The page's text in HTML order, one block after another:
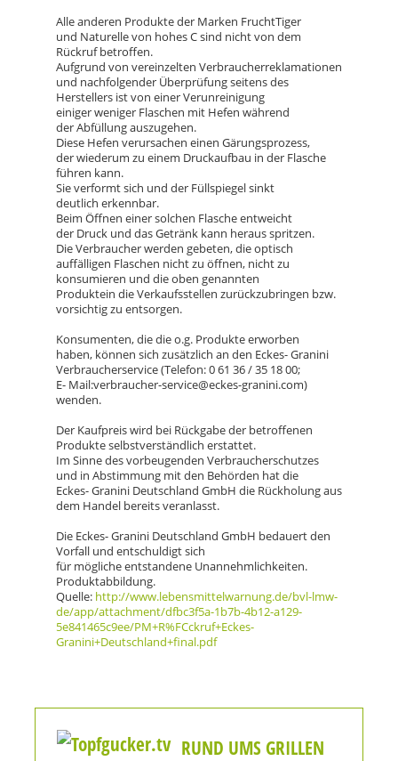
Alle anderen Produkte der Marken FruchtTiger
und Naturelle von hohes C sind nicht von dem
Rückruf betroffen.
Aufgrund von vereinzelten Verbraucherreklamationen
und nachfolgender Überprüfung seitens des
Herstellers ist von einer Verunreinigung
einiger weniger Flaschen mit Hefen während
der Abfüllung auszugehen.
Diese Hefen verursachen einen Gärungsprozess,
der wiederum zu einem Druckaufbau in der Flasche
führen kann.
Sie verformt sich und der Füllspiegel sinkt
deutlich erkennbar.
Beim Öffnen einer solchen Flasche entweicht
der Druck und das Getränk kann heraus spritzen.
Die Verbraucher werden gebeten, die optisch
auffälligen Flaschen nicht zu öffnen, nicht zu
konsumieren und die oben genannten
Produktein die Verkaufsstellen zurückzubringen bzw.
vorsichtig zu entsorgen.
Konsumenten, die die o.g. Produkte erworben
haben, können sich zusätzlich an den Eckes- Granini
Verbraucherservice (Telefon: 0 61 36 / 35 18 00;
E- Mail:verbraucher-service@eckes-granini.com)
wenden.
Der Kaufpreis wird bei Rückgabe der betroffenen
Produkte selbstverständlich erstattet.
Im Sinne des vorbeugenden Verbraucherschutzes
und in Abstimmung mit den Behörden hat die
Eckes- Granini Deutschland GmbH die Rückholung aus
dem Handel bereits veranlasst.
Die Eckes- Granini Deutschland GmbH bedauert den
Vorfall und entschuldigt sich
für mögliche entstandene Unannehmlichkeiten.
Produktabbildung.
Quelle: http://www.lebensmittelwarnung.de/bvl-lmw-
de/app/attachment/dfbc3f5a-1b7b-4b12-a129-
5e841465c9ee/PM+R%FCckruf+Eckes-
Granini+Deutschland+final.pdf
RUND UMS GRILLEN